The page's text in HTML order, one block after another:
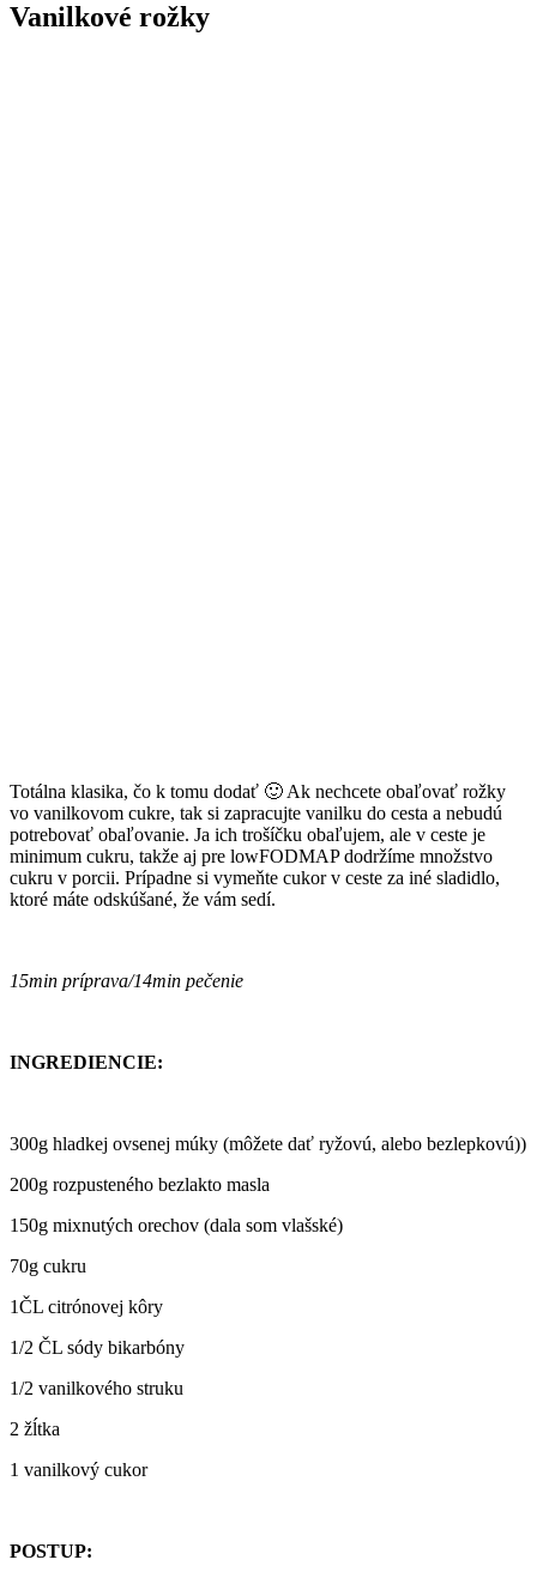
Vanilkové rožky
Totálna klasika, čo k tomu dodať 🙂 Ak nechcete obaľovať rožky
vo vanilkovom cukre, tak si zapracujte vanilku do cesta a nebudú
potrebovať obaľovanie. Ja ich trošíčku obaľujem, ale v ceste je
minimum cukru, takže aj pre lowFODMAP dodržíme množstvo
cukru v porcii. Prípadne si vymeňte cukor v ceste za iné sladidlo,
ktoré máte odskúšané, že vám sedí.
15min príprava/14min pečenie
INGREDIENCIE:
300g hladkej ovsenej múky (môžete dať ryžovú, alebo bezlepkovú))
200g rozpusteného bezlakto masla
150g mixnutých orechov (dala som vlašské)
70g cukru
1ČL citrónovej kôry
1/2 ČL sódy bikarbóny
1/2 vanilkového struku
2 žĺtka
1 vanilkový cukor
POSTUP: